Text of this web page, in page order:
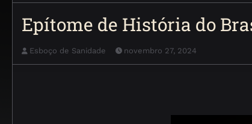
Epítome de História do
Esboço de Sanidade novembro 27, 2024